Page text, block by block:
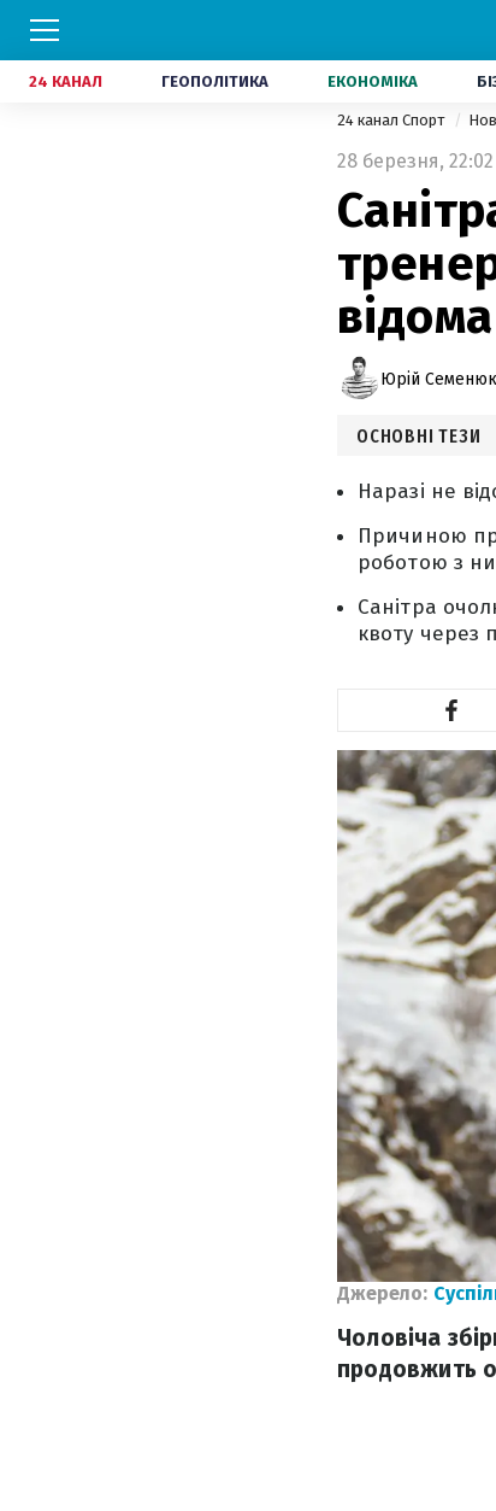
24 КАНАЛ ГЕОПОЛІТИКА ЕКОНОМІКА
24 канал Спорт
28 березня, 22:02
Юрій Семенюк
ОСНОВНІ ТЕЗИ
Наразі не
Причиною
роботою з
Санітра
квоту через
Джерело:
Чоловіча
продовжить